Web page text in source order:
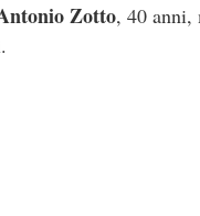
Zotto, 40 anni,